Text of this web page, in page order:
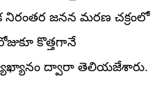
నిరంతర జనన మరణ చక్రంలో
కొత్తగానే
ద్వారా తెలియజేశారు.